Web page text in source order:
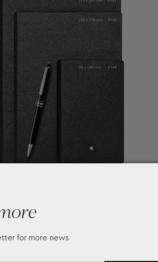
for more news